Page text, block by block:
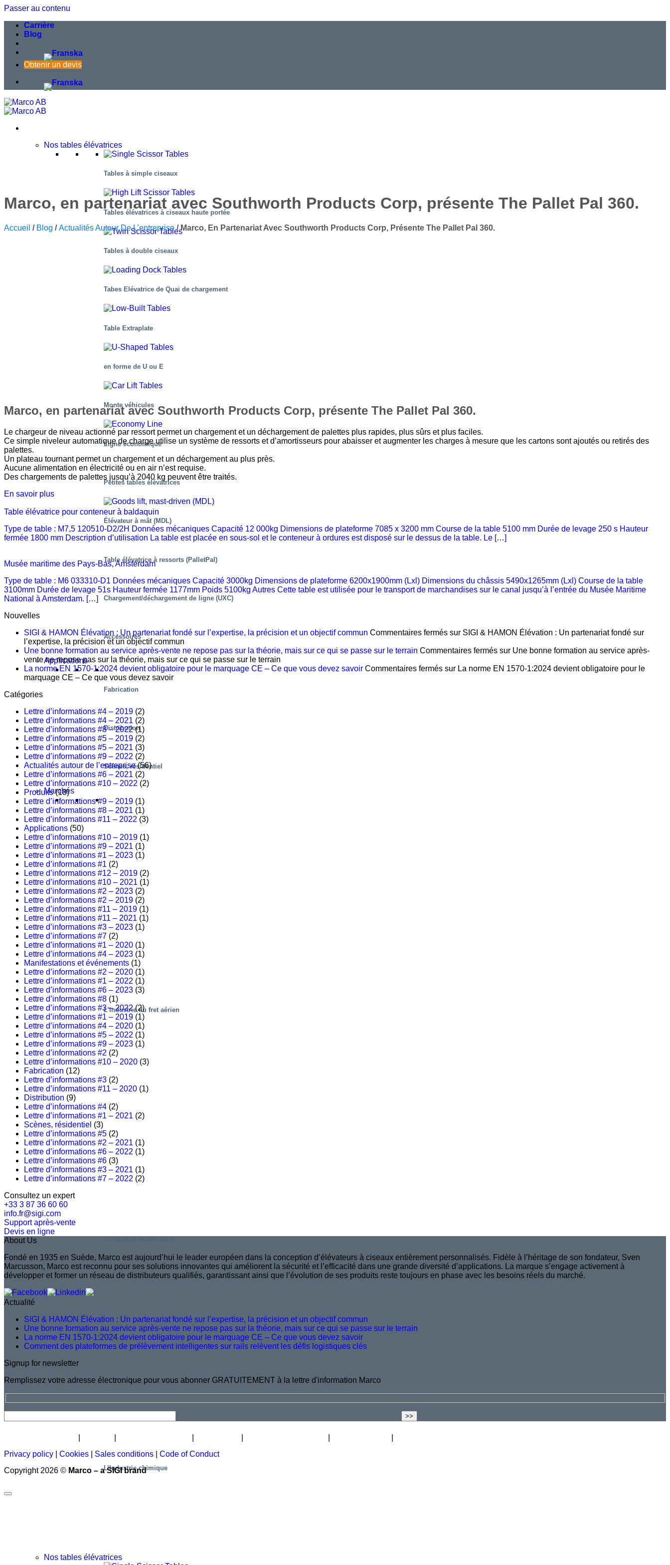
Passer au contenu
Carrière
Blog
Obtenir un devis
Nos tables élévatrices
Tables à simple ciseaux
Tables élévatrices à ciseaux haute portée
Tables à double ciseaux
Tabes Elévatrice de Quai de chargement
Table Extraplate
en forme de U ou E
Monte véhicules
Ligne économique
Petites tables élévatrices
Élévateur à mât (MDL)
Table élévatrice à ressorts (PalletPal)
Chargement/déchargement de ligne (UXC)
Accessoires
Applications
Fabrication
Distribution
Scènes, résidentiel
Marchés
L’Industrie du fret aérien
L’Industrie chimique
Marco, en partenariat avec Southworth Products Corp, présente The Pallet Pal 360.
Accueil / Blog /Actualités Autour De L’entreprise/Marco, En Partenariat Avec Southworth Products Corp, Présente The Pallet Pal 360.
Marco, en partenariat avec Southworth Products Corp, présente The Pallet Pal 360.
Le chargeur de niveau actionné par ressort permet un chargement et un déchargement de palettes plus rapides, plus sûrs et plus faciles.
Ce simple niveleur automatique de charge utilise un système de ressorts et d’amortisseurs pour abaisser et augmenter les charges à mesure que les cartons sont ajoutés ou retirés des
palettes.
Un plateau tournant permet un chargement et un déchargement au plus près.
Aucune alimentation en électricité ou en air n’est requise.
Des chargements de palettes jusqu’à 2040 kg peuvent être traités.
En savoir plus
Table élévatrice pour conteneur à baldaquin
Type de table : M7,5 120510-D2/2H Données mécaniques Capacité 12 000kg Dimensions de plateforme 7085 x 3200 mm Course de la table 5100 mm Durée de levage 250 s Hauteur
fermée 1800 mm Description d’utilisation La table est placée en sous-sol et le conteneur à ordures est disposé sur le dessus de la table. Le […]
Musée maritime des Pays-Bas, Amsterdam
Type de table : M6 033310-D1 Données mécaniques Capacité 3000kg Dimensions de plateforme 6200x1900mm (Lxl) Dimensions du châssis 5490x1265mm (Lxl) Course de la table
3100mm Durée de levage 51s Hauteur fermée 1177mm Poids 5100kg Autres Cette table est utilisée pour le transport de marchandises sur le canal jusqu’à l’entrée du Musée Maritime
National à Amsterdam. […]
Nouvelles
SIGI & HAMON Élévation : Un partenariat fondé sur l’expertise, la précision et un objectif commun Commentaires fermés sur SIGI & HAMON Élévation : Un partenariat fondé sur
l’expertise, la précision et un objectif commun
Une bonne formation au service après-vente ne repose pas sur la théorie, mais sur ce qui se passe sur le terrain Commentaires fermés sur Une bonne formation au service après-
vente ne repose pas sur la théorie, mais sur ce qui se passe sur le terrain
La norme EN 1570-1:2024 devient obligatoire pour le marquage CE – Ce que vous devez savoir Commentaires fermés sur La norme EN 1570-1:2024 devient obligatoire pour le
marquage CE – Ce que vous devez savoir
Catégories
Lettre d’informations #4 – 2019 (2)
Lettre d’informations #4 – 2021 (2)
Lettre d’informations #8 – 2022(1)
Lettre d’informations #5 – 2019 (2)
Lettre d’informations #5 – 2021 (3)
Lettre d’informations #9 – 2022 (2)
Actualités autour de l’entreprise(56)
Lettre d’informations #6 – 2021 (2)
Lettre d’informations #10 – 2022 (2)
Produits(18)
Lettre d’informations #9 – 2019 (1)
Lettre d’informations #8 – 2021 (1)
Lettre d’informations #11 – 2022 (3)
Applications (50)
Lettre d’informations #10 – 2019 (1)
Lettre d’informations #9 – 2021 (1)
Lettre d’informations #1 – 2023 (1)
Lettre d’informations #1 (2)
Lettre d’informations #12 – 2019 (2)
Lettre d’informations #10 – 2021 (1)
Lettre d’informations #2 – 2023 (2)
Lettre d’informations #2 – 2019 (2)
Lettre d’informations #11 – 2019 (1)
Lettre d’informations #11 – 2021 (1)
Lettre d’informations #3 – 2023 (1)
Lettre d’informations #7 (2)
Lettre d’informations #1 – 2020 (1)
Lettre d’informations #4 – 2023 (1)
Manifestations et événements (1)
Lettre d’informations #2 – 2020 (1)
Lettre d’informations #1 – 2022 (1)
Lettre d’informations #6 – 2023 (3)
Lettre d’informations #8 (1)
Lettre d’informations #3 – 2022(2)
Lettre d’informations #1 – 2019 (1)
Lettre d’informations #4 – 2020 (1)
Lettre d’informations #5 – 2022 (1)
Lettre d’informations #9 – 2023 (1)
Lettre d’informations #2 (2)
Lettre d’informations #10 – 2020 (3)
Fabrication (12)
Lettre d’informations #3 (2)
Lettre d’informations #11 – 2020 (1)
Distribution (9)
Lettre d’informations #4 (2)
Lettre d’informations #1 – 2021 (2)
Scènes, résidentiel (3)
Lettre d’informations #5 (2)
Lettre d’informations #2 – 2021 (1)
Lettre d’informations #6 – 2022 (1)
Lettre d’informations #6 (3)
Lettre d’informations #3 – 2021 (1)
Lettre d’informations #7 – 2022 (2)
Consultez un expert
+33 3 87 36 60 60
info.fr@sigi.com
Support après-vente
Devis en ligne
About Us
Fondé en 1935 en Suède, Marco est aujourd’hui le leader européen dans la conception d’élévateurs à ciseaux entièrement personnalisés. Fidèle à l’héritage de son fondateur, Sven
Marcusson, Marco est reconnu pour ses solutions innovantes qui améliorent la sécurité et l’efficacité dans une grande diversité d’applications. La marque s’engage activement à
développer et former un réseau de distributeurs qualifiés, garantissant ainsi que l’évolution de ses produits reste toujours en phase avec les besoins réels du marché.
Actualité
SIGI & HAMON Élévation : Un partenariat fondé sur l’expertise, la précision et un objectif commun
Une bonne formation au service après-vente ne repose pas sur la théorie, mais sur ce qui se passe sur le terrain
La norme EN 1570-1:2024 devient obligatoire pour le marquage CE – Ce que vous devez savoir
Comment des plateformes de prélèvement intelligentes sur rails relèvent les défis logistiques clés
Signup for newsletter
Remplissez votre adresse électronique pour vous abonner GRATUITEMENT à la lettre d'information Marco
Privacy policy
Cookies Sales conditions
Code of Conduct
Copyright 2026 © Marco – a SIGI brand
Nos tables élévatrices